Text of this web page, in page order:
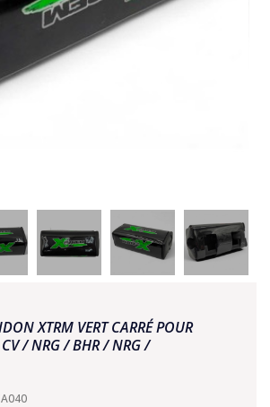
XTRM VERT CARRÉ POUR
/ NRG / BHR / NRG /